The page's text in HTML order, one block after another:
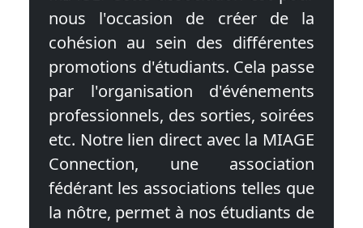
nous l'occasion de créer de la
cohésion au sein des différentes
promotions d'étudiants. Cela passe
par l'organisation d'événements
professionnels, des sorties, soirées
etc. Notre lien direct avec la MIAGE
Connection, une association
fédérant les associations telles que
la nôtre, permet à nos étudiants de